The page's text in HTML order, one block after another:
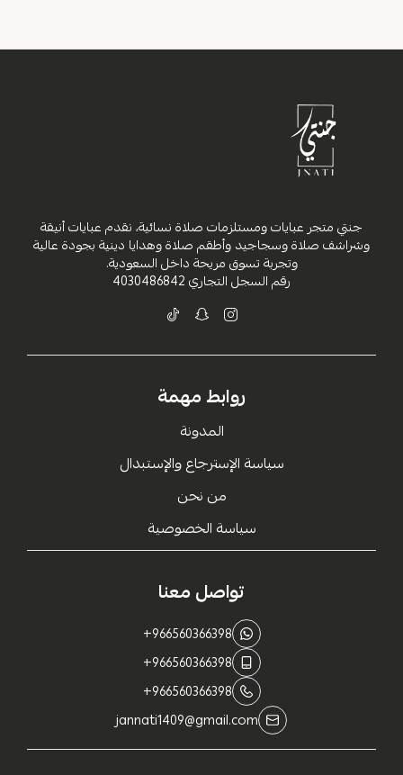
جنتي متجر عبايات ومستلزمات صلاة نسائية، نقدم عبايات أنيقة
وشراشف صلاة وسجاجيد وأطقم صلاة وهدايا دينية بجودة عالية
وتجربة تسوق مريحة داخل السعودية.
رقم السجل التجاري4030486842
روابط مهمة
المدونة
سياسة الإسترجاع والإستبدال
من نحن
سياسة الخصوصية
تواصل معنا
+966560366398
+966560366398
+966560366398
jannati1409@gmail.com